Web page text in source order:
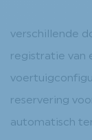
verschillende
registratie van
reservering
automatisch